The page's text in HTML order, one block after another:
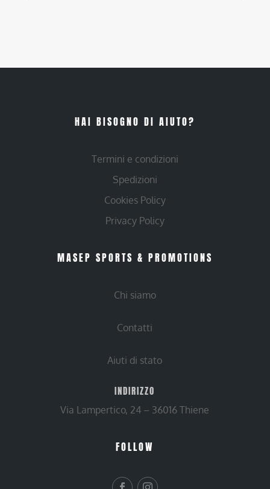
HAI BISOGNO DI AIUTO?
Termini e condizioni
Spedizioni
Cookies Policy
Privacy Policy
MASEP SPORTS & PROMOTIONS
Chi siamo
Contatti
Aiuti di stato
INDIRIZZO
Via Lampertico, 24 – 36016 Thiene
FOLLOW